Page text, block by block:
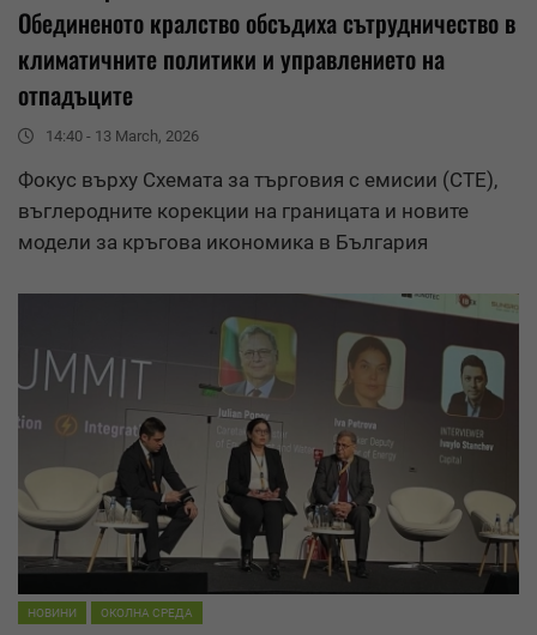
Обединеното кралство обсъдиха сътрудничество в
климатичните политики и управлението на
отпадъците
14:40 - 13 March, 2026
Фокус върху Схемата за търговия с емисии (СТЕ),
въглеродните корекции на границата и новите
модели за кръгова икономика в България
НОВИНИ ОКОЛНА СРЕДА